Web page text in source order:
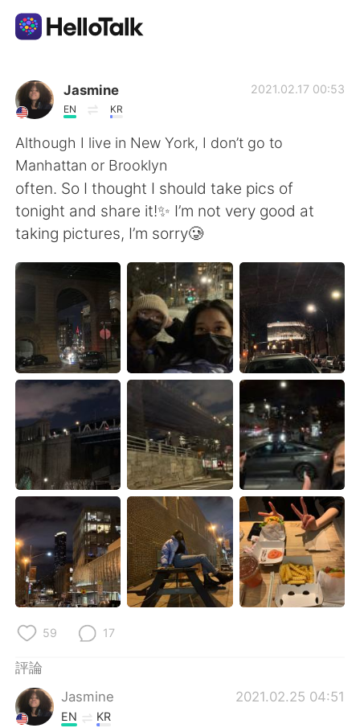
語言交換應用
AI Grammar Checker
繁體中文
English 简体中文
العربية
Français Deutsch
日本語 한국어
Русский
Indonesia Italiano
Türkçe Tiếng Việt
Português
Jasmine
EN KR
2021.02.17 00:53
Although I live in New York, I don’t go to
Manhattan or Brooklyn
often. So I thought I should take pics of
tonight and share it!✨ I’m not very good at
taking pictures, I’m sorry🥲
59 17
評論
Jasmine
2021.02.25 04:51
EN KR